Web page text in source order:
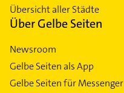
Übersicht aller Städte
Über Gelbe Seiten
Newsroom
Gelbe Seiten als App
Gelbe Seiten für Messenger